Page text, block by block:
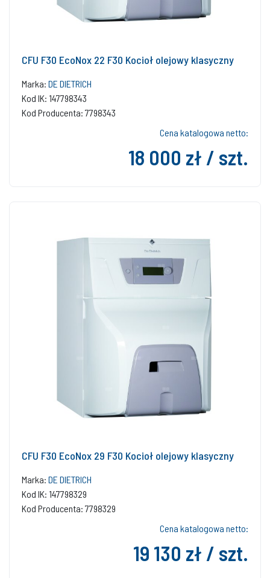
CFU F30 EcoNox 22 F30 Kocioł olejowy klasyczny
Marka: DE DIETRICH
Kod IK: 147798343
Kod Producenta: 7798343
Cena katalogowa netto:
18 000 zł / szt.
CFU F30 EcoNox 29 F30 Kocioł olejowy klasyczny
Marka: DE DIETRICH
Kod IK: 147798329
Kod Producenta: 7798329
Cena katalogowa netto:
19 130 zł / szt.